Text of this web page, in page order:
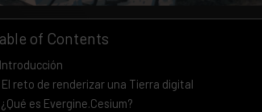
of Contents
Introducción
El reto de renderizar una Tierra digital
¿Qué es Evergine.Cesium?